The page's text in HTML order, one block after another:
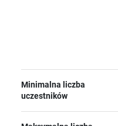
Minimalna liczba
uczestników